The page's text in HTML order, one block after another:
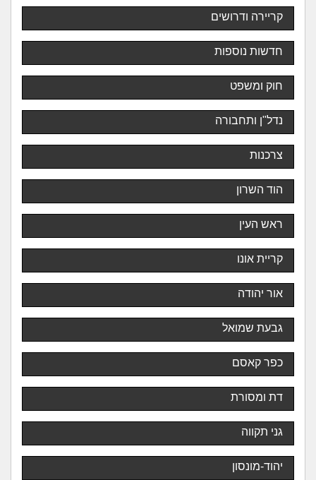
קריירה ודרושים
חדשות נוספות
חוק ומשפט
נדל"ן ותחבורה
צרכנות
הוד השרון
ראש העין
קריית אונו
אור יהודה
גבעת שמואל
כפר קאסם
דת ומסורת
גני תקווה
יהוד-מונסון